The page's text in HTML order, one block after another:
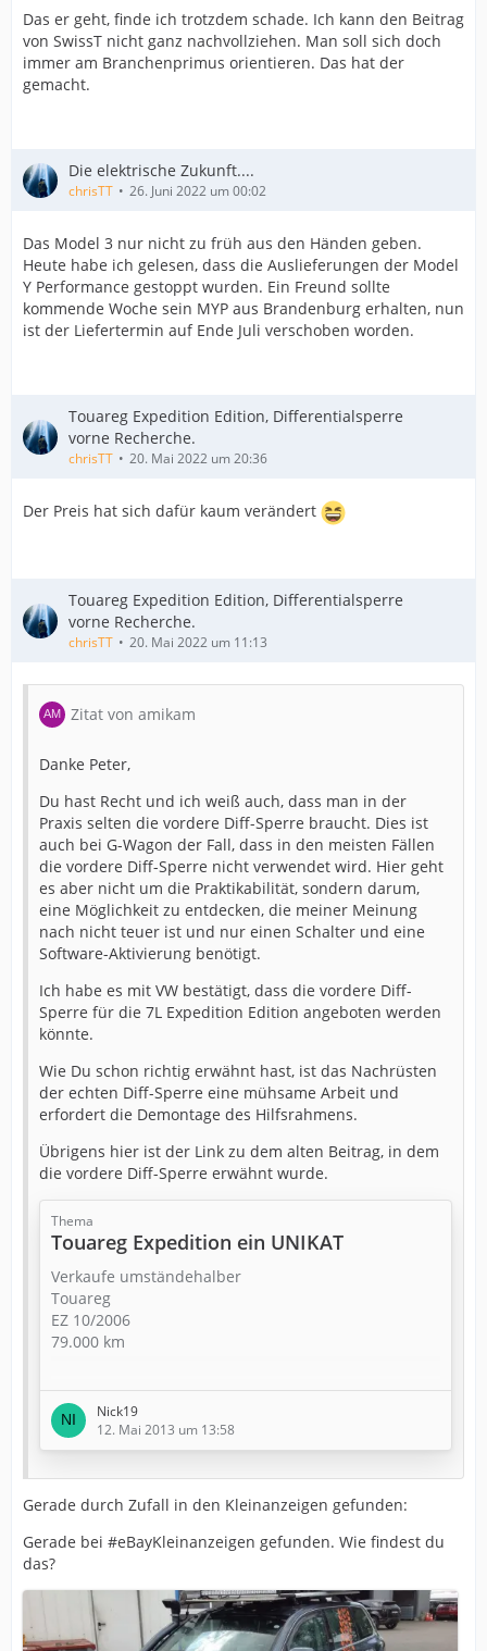
Das er geht, finde ich trotzdem schade. Ich kann den Beitrag
von SwissT nicht ganz nachvollziehen. Man soll sich doch
immer am Branchenprimus orientieren. Das hat der
gemacht.
Die elektrische Zukunft....
chrisTT 26. Juni 2022 um 00:02
Das Model 3 nur nicht zu früh aus den Händen geben.
Heute habe ich gelesen, dass die Auslieferungen der Model
Y Performance gestoppt wurden. Ein Freund sollte
kommende Woche sein MYP aus Brandenburg erhalten, nun
ist der Liefertermin auf Ende Juli verschoben worden.
Touareg Expedition Edition, Differentialsperre
vorne Recherche.
chrisTT 20. Mai 2022 um 20:36
Der Preis hat sich dafür kaum verändert
Touareg Expedition Edition, Differentialsperre
vorne Recherche.
chrisTT 20. Mai 2022 um 11:13
Zitat von amikam
Danke Peter,
Du hast Recht und ich weiß auch, dass man in der
Praxis selten die vordere Diff-Sperre braucht. Dies ist
auch bei G-Wagon der Fall, dass in den meisten Fällen
die vordere Diff-Sperre nicht verwendet wird. Hier geht
es aber nicht um die Praktikabilität, sondern darum,
eine Möglichkeit zu entdecken, die meiner Meinung
nach nicht teuer ist und nur einen Schalter und eine
Software-Aktivierung benötigt.
Ich habe es mit VW bestätigt, dass die vordere Diff-
Sperre für die 7L Expedition Edition angeboten werden
könnte.
Wie Du schon richtig erwähnt hast, ist das Nachrüsten
der echten Diff-Sperre eine mühsame Arbeit und
erfordert die Demontage des Hilfsrahmens.
Übrigens hier ist der Link zu dem alten Beitrag, in dem
die vordere Diff-Sperre erwähnt wurde.
Thema
Touareg Expedition ein UNIKAT
Verkaufe umständehalber
Touareg
EZ 10/2006
79.000 km
Diesel
165 kW (224 PS)
Schaltgetriebe
KAYSER OFFROAD UMBAU 2013 • Continental AT
Bereifung, neu • Reifendruckcontrollsystem •
Höhenmetermesser • Neigungsmesser 230 V
(Vorn, Hinten, Mitte) • Snorkel mit Turbo Zyklonfilter
(Selbstreinigend) • Unterfahrschutz (Motor, Getriebe)
…
Nick19
12. Mai 2013 um 13:58
Gerade durch Zufall in den Kleinanzeigen gefunden:
Gerade bei #eBayKleinanzeigen gefunden. Wie findest du
das?